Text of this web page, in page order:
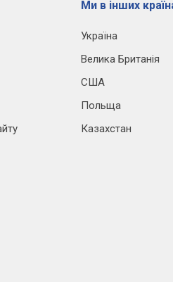
Ми в інших
Україна
Велика Британія
США
Польща
Казахстан